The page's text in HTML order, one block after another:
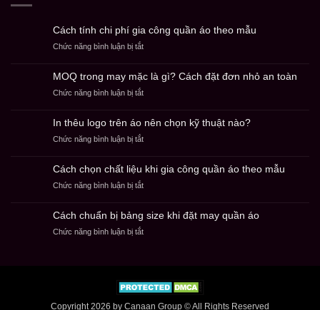
Cách tính chi phí gia công quần áo theo mẫu
Chức năng bình luận bị tắtở
chi
phí
công
áo
mẫu
MOQ trong may mặc là gì? Cách đặt đơn nhỏ an toàn
Chức năng bình luận bị tắtở
may
mặc
gì?
đặt
nhỏ
toàn
In thêu logo trên áo nên chọn kỹ thuật nào?
Chức năng bình luận bị tắtở
logo
trên
nên
kỹ
Cách chọn chất liệu khi gia công quần áo theo mẫu
Chức năng bình luận bị tắtở
chất
liệu
quần
áo
theo
Cách chuẩn bị bảng size khi đặt may quần áo
Chức năng bình luận bị tắtở
size
khi
Copyright 2026 by Canaan Group © All Rights Reserved